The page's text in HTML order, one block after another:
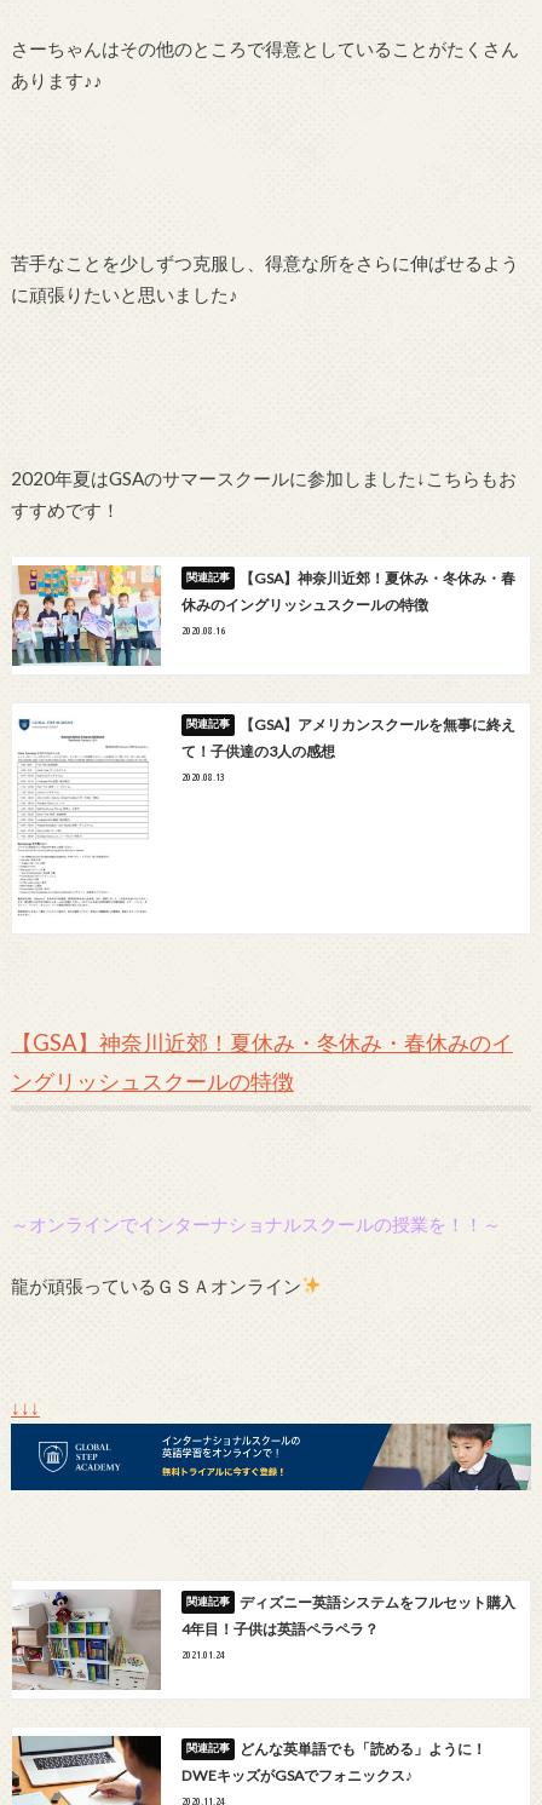
さーちゃんはその他のところで得意としていることがたくさん
あります♪♪
苦手なことを少しずつ克服し、得意な所をさらに伸ばせるよう
に頑張りたいと思いました♪
2020年夏はGSAのサマースクールに参加しました↓こちらもお
すすめです！
【GSA】神奈川近郊！夏休み・冬休み・春
休みのイングリッシュスクールの特徴
2020.08.16
【GSA】アメリカンスクールを無事に終え
て！子供達の3人の感想
2020.08.13
【GSA】神奈川近郊！夏休み・冬休み・春休みのイ
ングリッシュスクールの特徴
～オンラインでインターナショナルスクールの授業を！！～
龍が頑張っているＧＳＡオンライン
↓↓↓
ディズニー英語システムをフルセット購入
4年目！子供は英語ペラペラ？
2021.01.24
どんな英単語でも「読める」ように！
DWEキッズがGSAでフォニックス♪
2020.11.24